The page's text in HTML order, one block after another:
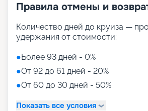
Правила отмены и
Количество дней до круиза —
удержания от стоимости:
●Более 93 дней - 0%
●От 92 до 61 дней - 20%
●От 60 до 30 дней - 50%
Показать все условия